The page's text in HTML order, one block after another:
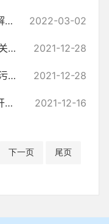
潜江市总口管理区关于防范化解风险隐患工作的实施方案 2022-03-02
潜江市总口管理区党政办公室 关于落实食品药品安全工作经费的通知 2021-12-28
潜江市总口管理区 关于启动重污染天气黄色预警响应的通知 2021-12-28
食品药品监管领域基层政务公开标准目录 2021-12-16
下一页 尾页